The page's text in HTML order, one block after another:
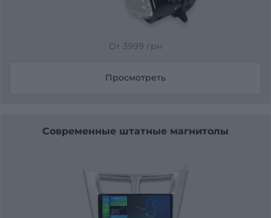
От 3999 грн
Просмотреть
Современные штатные магнитолы